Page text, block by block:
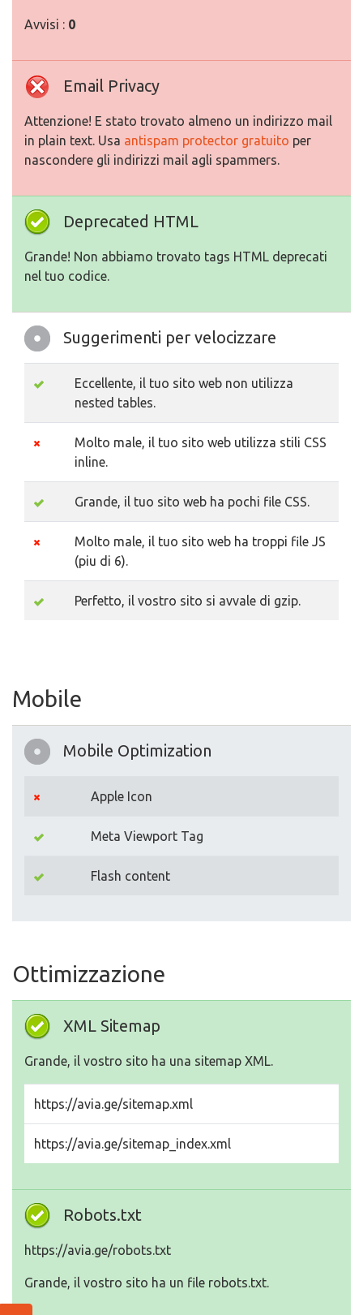
Avvisi : 0
Email Privacy
Attenzione! E stato trovato almeno un indirizzo mail
in plain text. Usa antispam protector gratuito per
nascondere gli indirizzi mail agli spammers.
Deprecated HTML
Grande! Non abbiamo trovato tags HTML deprecati
nel tuo codice.
Suggerimenti per velocizzare
Eccellente, il tuo sito web non utilizza
nested tables.
Molto male, il tuo sito web utilizza stili CSS
inline.
Grande, il tuo sito web ha pochi file CSS.
Molto male, il tuo sito web ha troppi file JS
(piu di 6).
Perfetto, il vostro sito si avvale di gzip.
Mobile
Mobile Optimization
Apple Icon
Meta Viewport Tag
Flash content
Ottimizzazione
XML Sitemap
Grande, il vostro sito ha una sitemap XML.
https://avia.ge/sitemap.xml
https://avia.ge/sitemap_index.xml
Robots.txt
https://avia.ge/robots.txt
Grande, il vostro sito ha un file robots.txt.